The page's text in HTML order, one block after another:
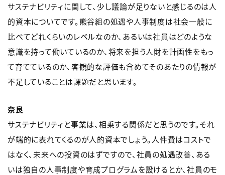
サステナビリティに関して、少し議論が足りないと感じるのは人
的資本についてです。熊谷組の処遇や人事制度は社会一般に
比べてどれくらいのレベルなのか、あるいは社員はどのような
意識を持って働いているのか、将来を担う人財を計画性をもっ
て育てているのか、客観的な評価も含めてそのあたりの情報が
不足していることは課題だと思います。
奈良
サステナビリティと事業は、相乗する関係だと思うのです。それ
が端的に表れてくるのが人的資本でしょう。人件費はコストで
はなく、未来への投資のはずですので、社員の処遇改善、ある
いは独自の人事制度や育成プログラムを設けるとか、社員のモ